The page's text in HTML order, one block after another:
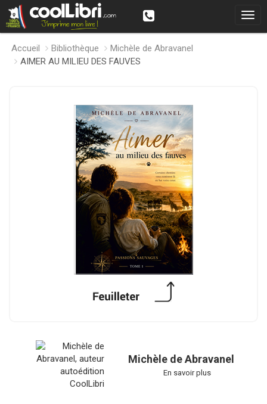
Accueil Bibliothèque
Michèle de Abravanel
AIMER AU MILIEU DES FAUVES
Michèle de Abravanel
En savoir plus